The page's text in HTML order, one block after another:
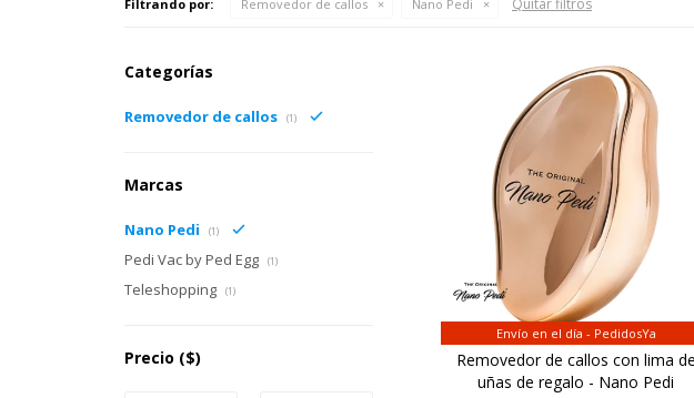
Filtrando por: Removedor de callos Nano Pedi Quitar filtros
Envío en el día - PedidosYa
Removedor de callos con lima de
uñas de regalo - Nano Pedi
Categorías
Removedor de callos (1)
Marcas
Nano Pedi (1)
Pedi Vac by Ped Egg (1)
Teleshopping (1)
Precio ($)